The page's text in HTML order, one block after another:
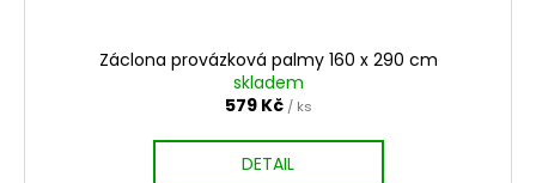
Záclona provázková palmy 160 x 290 cm
skladem
579 Kč / ks
DETAIL